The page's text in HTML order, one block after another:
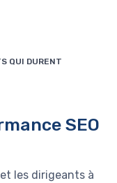
QUI DURENT
SEO
les dirigeants à